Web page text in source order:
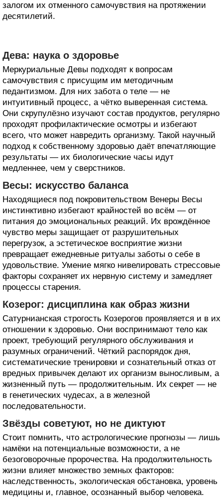
залогом их отменного самочувствия на протяжении
десятилетий.
Дева: наука о здоровье
Меркуриальные Девы подходят к вопросам
самочувствия с присущим им методичным
педантизмом. Для них забота о теле — не
интуитивный процесс, а чётко выверенная система.
Они скрупулёзно изучают состав продуктов, регулярно
проходят профилактические осмотры и избегают
всего, что может навредить организму. Такой научный
подход к собственному здоровью даёт впечатляющие
результаты — их биологические часы идут
медленнее, чем у сверстников.
Весы: искусство баланса
Находящиеся под покровительством Венеры Весы
инстинктивно избегают крайностей во всём — от
питания до эмоциональных реакций. Их врождённое
чувство меры защищает от разрушительных
перегрузок, а эстетическое восприятие жизни
превращает ежедневные ритуалы заботы о себе в
удовольствие. Умение мягко нивелировать стрессовые
факторы сохраняет их нервную систему и замедляет
процессы старения.
Козерог: дисциплина как образ жизни
Сатурнианская строгость Козерогов проявляется и в их
отношении к здоровью. Они воспринимают тело как
проект, требующий регулярного обслуживания и
разумных ограничений. Чёткий распорядок дня,
систематические тренировки и сознательный отказ от
вредных привычек делают их организм выносливым, а
жизненный путь — продолжительным. Их секрет — не
в генетических чудесах, а в железной
последовательности.
Звёзды советуют, но не диктуют
Стоит помнить, что астрологические прогнозы — лишь
намёки на потенциальные возможности, а не
безоговорочные пророчества. На продолжительность
жизни влияет множество земных факторов:
наследственность, экологическая обстановка, уровень
медицины и, главное, осознанный выбор человека.